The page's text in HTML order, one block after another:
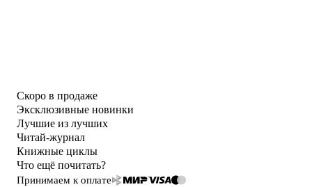
Скоро в продаже
Эксклюзивные новинки
Лучшие из лучших
Читай-журнал
Книжные циклы
Что ещё почитать?
Принимаем к оплате